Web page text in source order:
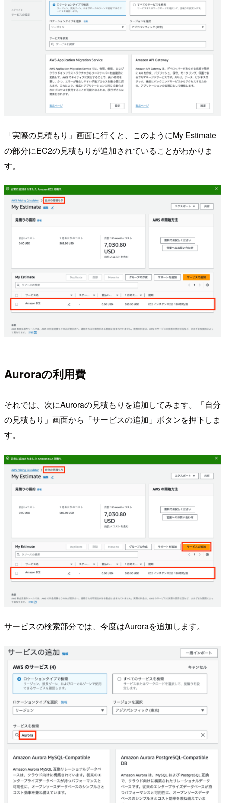
「実際の見積もり」画面に行くと、このようにMy Estimate
の部分にEC2の見積もりが追加されていることがわかりま
す。
Auroraの利用費
それでは、次にAuroraの見積もりを追加してみます。「自分
の見積もり」画面から「サービスの追加」ボタンを押下しま
す。
サービスの検索部分では、今度はAuroraを追加します。